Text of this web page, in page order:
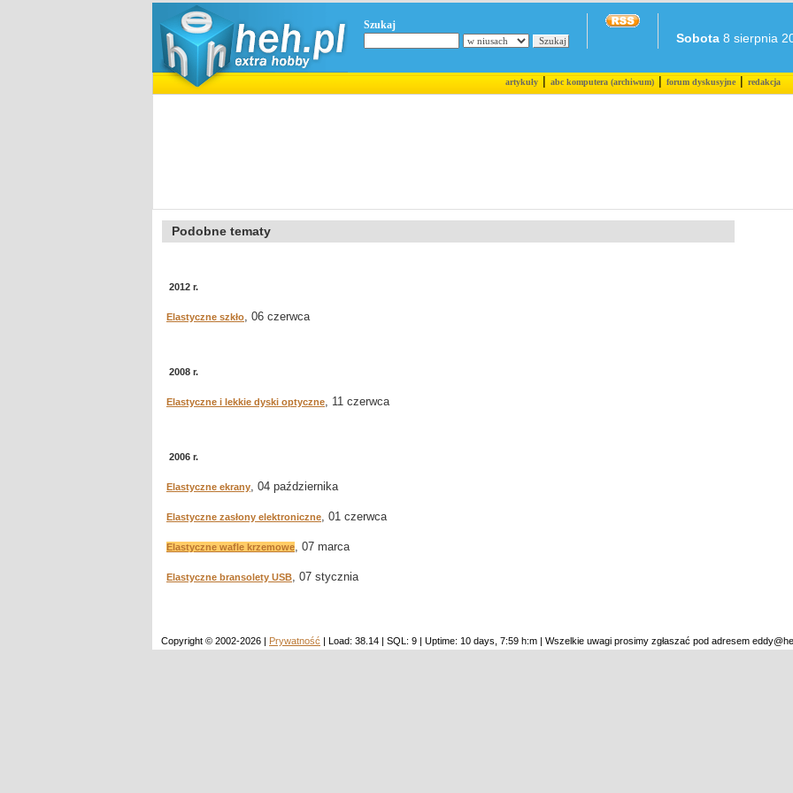
Szukaj
Sobota 8 sierpnia
artykuły|abc komputera (archiwum)|forum dyskusyjne|redakcja
Podobne tematy
2012 r.
Elastyczne szkło, 06 czerwca
2008 r.
Elastyczne i lekkie dyski optyczne, 11 czerwca
2006 r.
Elastyczne ekrany, 04 października
Elastyczne zasłony elektroniczne, 01 czerwca
Elastyczne wafle krzemowe, 07 marca
Elastyczne bransolety USB, 07 stycznia
Copyright © 2002-2026 | Prywatność | Load: 38.14 | SQL: 9 | Uptime: 10 days, 7:59 h:m | Wszelkie uwagi prosimy zgłaszać pod adresem